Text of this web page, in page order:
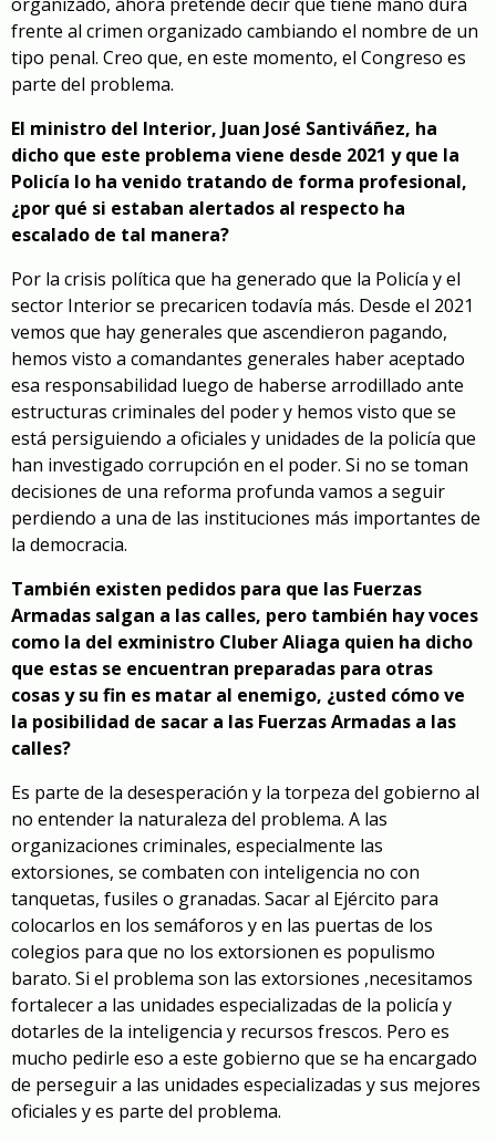
frente al crimen organizado cambiando el nombre de un
tipo penal. Creo que, en este momento, el Congreso es
parte del problema.
El ministro del Interior, Juan José Santiváñez, ha
dicho que este problema viene desde 2021 y que la
Policía lo ha venido tratando de forma profesional,
¿por qué si estaban alertados al respecto ha
escalado de tal manera?
Por la crisis política que ha generado que la Policía y el
sector Interior se precaricen todavía más. Desde el 2021
vemos que hay generales que ascendieron pagando,
hemos visto a comandantes generales haber aceptado
esa responsabilidad luego de haberse arrodillado ante
estructuras criminales del poder y hemos visto que se
está persiguiendo a oficiales y unidades de la policía que
han investigado corrupción en el poder. Si no se toman
decisiones de una reforma profunda vamos a seguir
perdiendo a una de las instituciones más importantes de
la democracia.
También existen pedidos para que las Fuerzas
Armadas salgan a las calles, pero también hay voces
como la del exministro Cluber Aliaga quien ha dicho
que estas se encuentran preparadas para otras
cosas y su fin es matar al enemigo, ¿usted cómo ve
la posibilidad de sacar a las Fuerzas Armadas a las
calles?
Es parte de la desesperación y la torpeza del gobierno al
no entender la naturaleza del problema. A las
organizaciones criminales, especialmente las
extorsiones, se combaten con inteligencia no con
tanquetas, fusiles o granadas. Sacar al Ejército para
colocarlos en los semáforos y en las puertas de los
colegios para que no los extorsionen es populismo
barato. Si el problema son las extorsiones ,necesitamos
fortalecer a las unidades especializadas de la policía y
dotarles de la inteligencia y recursos frescos. Pero es
mucho pedirle eso a este gobierno que se ha encargado
de perseguir a las unidades especializadas y sus mejores
oficiales y es parte del problema.